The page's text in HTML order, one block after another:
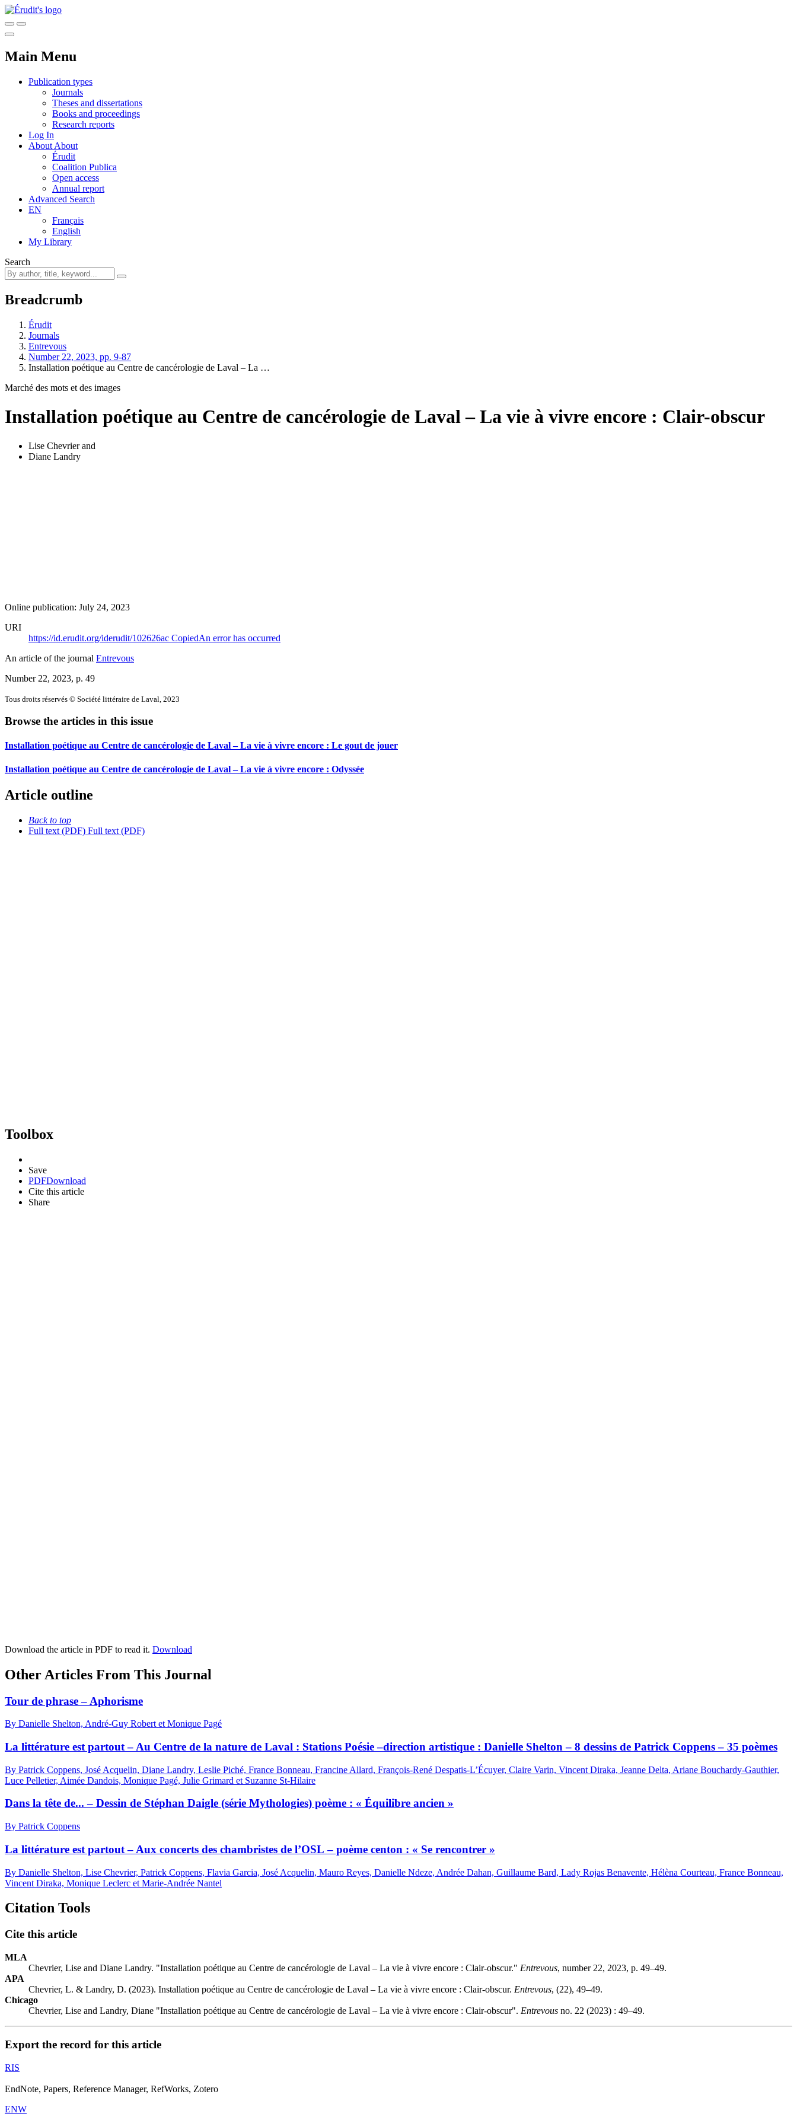
Main Menu
Publication types
Journals
Theses and dissertations
Books and proceedings
Research reports
Log In
About About
Érudit
Coalition Publica
Open access
Annual report
Advanced Search
EN
Français
English
My Library
Search
Breadcrumb
Érudit
Journals
Entrevous
Number 22, 2023, pp. 9-87
Installation poétique au Centre de cancérologie de Laval – La …
Marché des mots et des images
Installation poétique au Centre de cancérologie de Laval – La vie à vivre encore : Clair-obscur
Lise Chevrierand
Diane Landry
Online publication: July 24, 2023
URI
https://id.erudit.org/iderudit/102626ac CopiedAn error has occurred
An article of the journal Entrevous
Number 22, 2023, p. 49
Tous droits réservés © Société littéraire de Laval, 2023
Browse the articles in this issue
Installation poétique au Centre de cancérologie de Laval – La vie à vivre encore : Le gout de jouer
Installation poétique au Centre de cancérologie de Laval – La vie à vivre encore : Odyssée
Article outline
Back to top
Full text (PDF) Full text (PDF)
Toolbox
Save
PDFDownload
Cite this article
Share
Download the article in PDF to read it. Download
Other Articles From This Journal
Tour de phrase – Aphorisme
By Danielle Shelton, André-Guy Robert et Monique Pagé
La littérature est partout – Au Centre de la nature de Laval : Stations Poésie –direction artistique : Danielle Shelton – 8 dessins de Patrick Coppens – 35 poèmes
By Patrick Coppens, José Acquelin, Diane Landry, Leslie Piché, France Bonneau, Francine Allard, François-René Despatis-L’Écuyer, Claire Varin, Vincent Diraka, Jeanne Delta, Ariane Bouchardy-Gauthier,
Luce Pelletier, Aimée Dandois, Monique Pagé, Julie Grimard et Suzanne St-Hilaire
Dans la tête de... – Dessin de Stéphan Daigle (série Mythologies) poème : « Équilibre ancien »
By Patrick Coppens
La littérature est partout – Aux concerts des chambristes de l’OSL – poème centon : « Se rencontrer »
By Danielle Shelton, Lise Chevrier, Patrick Coppens, Flavia Garcia, José Acquelin, Mauro Reyes, Danielle Ndeze, Andrée Dahan, Guillaume Bard, Lady Rojas Benavente, Hélèna Courteau, France Bonneau,
Vincent Diraka, Monique Leclerc et Marie-Andrée Nantel
Citation Tools
Cite this article
MLA
Chevrier, Lise and Diane Landry. "Installation poétique au Centre de cancérologie de Laval – La vie à vivre encore : Clair-obscur." Entrevous, number 22, 2023, p. 49–49.
APA
Chevrier, L. & Landry, D. (2023). Installation poétique au Centre de cancérologie de Laval – La vie à vivre encore : Clair-obscur. Entrevous, (22), 49–49.
Chicago
Chevrier, Lise and Landry, Diane "Installation poétique au Centre de cancérologie de Laval – La vie à vivre encore : Clair-obscur". Entrevous no. 22 (2023) : 49–49.
Export the record for this article
RIS
EndNote, Papers, Reference Manager, RefWorks, Zotero
ENW